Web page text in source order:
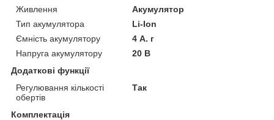
Живлення
Акумулятор
Тип акумулятора
Li-Ion
Ємність акумулятору
4 А. г
Напруга акумулятору
20 В
Додаткові функції
Регулювання кількості
обертів
Так
Комплектація